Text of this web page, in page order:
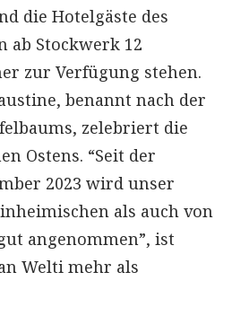
die Hotelgäste des
ab Stockwerk 12
zur Verfügung stehen.
benannt nach der
zelebriert die
Ostens. “Seit der
2023 wird unser
als auch von
angenommen”, ist
Welti mehr als